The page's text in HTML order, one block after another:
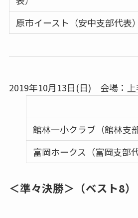
原市イースト（安中支部代表）
2019年10月13日(日) 会場：
館林一小クラブ（館林支
富岡ホークス（富岡支部代
＜準々決勝＞（ベスト8）